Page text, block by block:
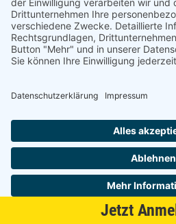
Jetzt
SuperPlus